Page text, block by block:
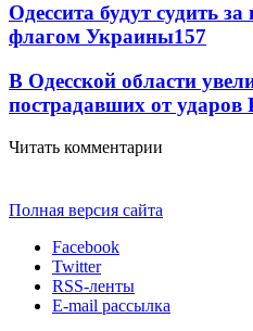
Одессита будут судить
флагом Украины157
В Одесской области
пострадавших от
Читать комментарии
Полная версия сайта
Facebook
Twitter
RSS-ленты
E-mail рассылка